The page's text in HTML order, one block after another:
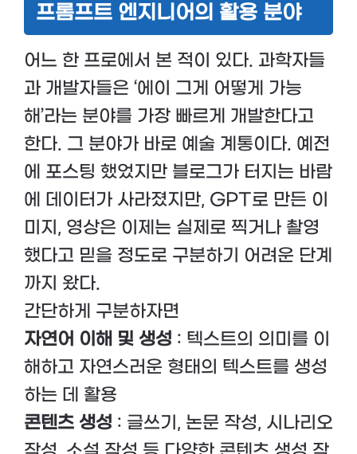
프롬프트 엔지니어의 활용 분야
어느 한 프로에서 본 적이 있다. 과학자들
과 개발자들은 ‘에이 그게 어떻게 가능
해’라는 분야를 가장 빠르게 개발한다고
한다. 그 분야가 바로 예술 계통이다. 예전
에 포스팅 했었지만 블로그가 터지는 바람
에 데이터가 사라졌지만, GPT로 만든 이
미지, 영상은 이제는 실제로 찍거나 촬영
했다고 믿을 정도로 구분하기 어려운 단계
까지 왔다.
간단하게 구분하자면
자연어 이해 및 생성 : 텍스트의 의미를 이
해하고 자연스러운 형태의 텍스트를 생성
하는 데 활용
콘텐츠 생성 : 글쓰기, 논문 작성, 시나리오